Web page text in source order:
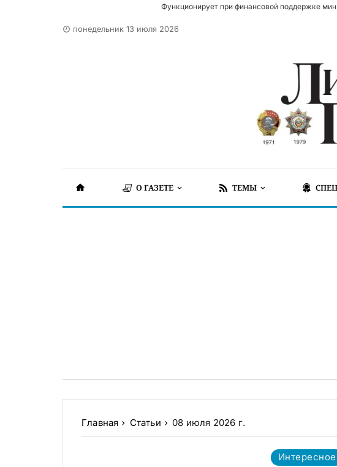
Функционирует при финансовой поддержке
понедельник 13 июля 2026
О ГАЗЕТЕ ТЕМЫ
Главная Статьи 08 июля 2026 г.
Интересное